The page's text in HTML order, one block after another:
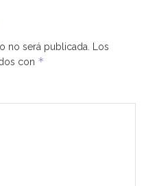
no será publicada.
Los
con *